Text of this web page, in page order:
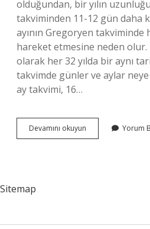
olduğundan, bir yılın
takviminden 11-12 gün daha
ayının Gregoryen takviminde
hareket etmesine neden olur.
olarak her 32 yılda bir aynı
takvimde günler ve aylar
ay takvimi, 16…
Devamını okuyun
Takvimde
Yorum
Sitemap